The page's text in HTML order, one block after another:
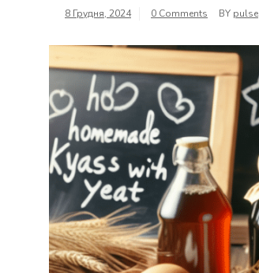
8 Грудня, 2024 0 Comments BY pulse